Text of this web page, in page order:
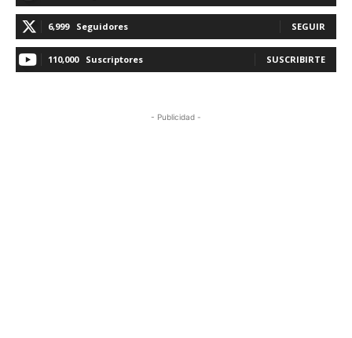
6,999 Seguidores SEGUIR
110,000 Suscriptores SUSCRIBIRTE
- Publicidad -